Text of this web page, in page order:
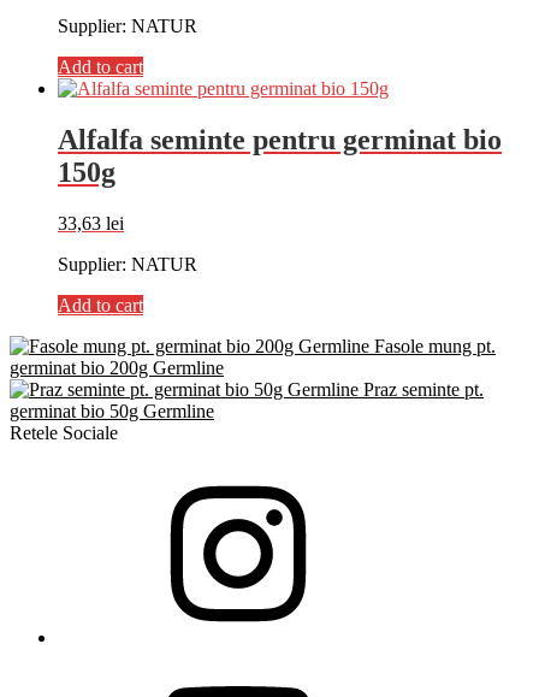
Supplier: NATUR
Add to cart
Alfalfa seminte pentru germinat bio
150g
33,63 lei
Supplier: NATUR
Add to cart
Fasole mung pt.
germinat bio 200g Germline
Praz seminte pt.
germinat bio 50g Germline
Retele Sociale